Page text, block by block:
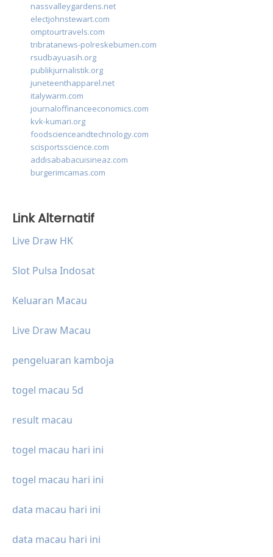
nassvalleygardens.net
electjohnstewart.com
omptourtravels.com
tribratanews-polreskebumen.com
rsudbayuasih.org
publikjurnalistik.org
juneteenthapparel.net
italywarm.com
journaloffinanceeconomics.com
kvk-kumari.org
foodscienceandtechnology.com
scisportsscience.com
addisababacuisineaz.com
burgerimcamas.com
Link Alternatif
Live Draw HK
Slot Pulsa Indosat
Keluaran Macau
Live Draw Macau
pengeluaran kamboja
togel macau 5d
result macau
togel macau hari ini
togel macau hari ini
data macau hari ini
data macau hari ini